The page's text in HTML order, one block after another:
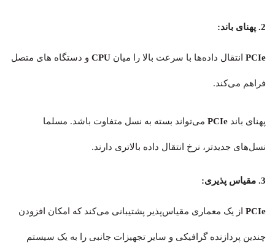
2. پهنای باند:
PCIe انتقال داده‌ها با سرعت بالا را میان CPU و دستگاه های متصل
فراهم می‌کند.
پهنای باند PCIe می‌تواند بسته به نسل متفاوت باشد. مسلما
نسل‌های جدیدتر، نرخ انتقال داده بالاتری دارند.
3. مقیاس پذیری:
PCIe از یک معماری مقیاس‌پذیر پشتیبانی می‌کند که امکان افزودن
چندین پردازنده گرافیکی و سایر تجهیزات جانبی را به یک سیستم